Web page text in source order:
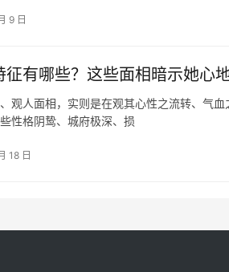
9 日
征有哪些？这些面相暗示她心
观人面相，实则是在观其心性之流转、气
性格阴鸷、城府极深、损
18 日